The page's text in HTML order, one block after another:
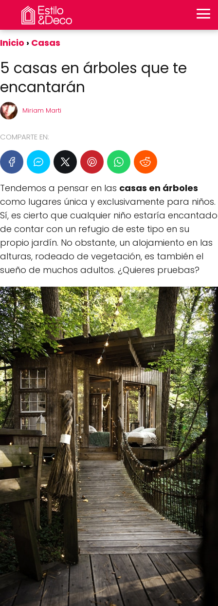
Inicio Casas
5 casas en árboles que te
encantarán
Miriam Marti
COMPARTE EN:
Tendemos a pensar en las casas en árboles
como lugares única y exclusivamente para niños.
Sí, es cierto que cualquier niño estaría encantado
de contar con un refugio de este tipo en su
propio jardín. No obstante, un alojamiento en las
alturas, rodeado de vegetación, es también el
sueño de muchos adultos. ¿Quieres pruebas?